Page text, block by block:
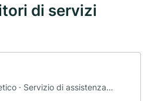
di servizi
· Servizio di assistenza